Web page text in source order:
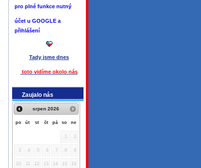
pro plné funkce nutný
účet u GOOGLE a
přihlášení
Tady jsme dnes
toto vidíme okolo nás
Zaujalo nás
srpen 2026
po út st čt pá so ne
1 2
3 4 5 6 7 8 9
10 11 12 13 14 15 16